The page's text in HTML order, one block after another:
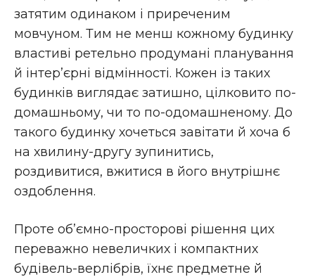
затятим одинаком і приреченим
мовчуном. Тим не менш кожному будинку
властиві ретельно продумані планування
й інтер’єрні відмінності. Кожен із таких
будинків виглядає затишно, цілковито по-
домашньому, чи то по-одомашненому. До
такого будинку хочеться завітати й хоча б
на хвилину-другу зупинитись,
роздивитися, вжитися в його внутрішнє
оздоблення.
Проте об’ємно-просторові рішення цих
переважно невеличких і компактних
будівель-верлібрів, їхнє предметне й